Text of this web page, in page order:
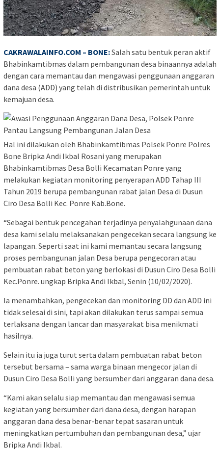
CAKRAWALAINFO.COM – BONE:Salah satu bentuk peran aktif
Bhabinkamtibmas dalam pembangunan desa binaannya adalah
dengan cara memantau dan mengawasi penggunaan anggaran
dana desa (ADD) yang telah di distribusikan pemerintah untuk
kemajuan desa.
Hal ini dilakukan oleh Bhabinkamtibmas Polsek Ponre Polres
Bone Bripka Andi Ikbal Rosani yang merupakan
Bhabinkamtibmas Desa Bolli Kecamatan Ponre yang
melakukan kegiatan monitoring penyerapan ADD Tahap III
Tahun 2019 berupa pembangunan rabat jalan Desa di Dusun
Ciro Desa Bolli Kec. Ponre Kab.Bone.
“Sebagai bentuk pencegahan terjadinya penyalahgunaan dana
desa kami selalu melaksanakan pengecekan secara langsung ke
lapangan. Seperti saat ini kami memantau secara langsung
proses pembangunan jalan Desa berupa pengecoran atau
pembuatan rabat beton yang berlokasi di Dusun Ciro Desa Bolli
Kec.Ponre. ungkap Bripka Andi Ikbal, Senin (10/02/2020).
Ia menambahkan, pengecekan dan monitoring DD dan ADD ini
tidak selesai di sini, tapi akan dilakukan terus sampai semua
terlaksana dengan lancar dan masyarakat bisa menikmati
hasilnya.
Selain itu ia juga turut serta dalam pembuatan rabat beton
tersebut bersama – sama warga binaan mengecor jalan di
Dusun Ciro Desa Bolli yang bersumber dari anggaran dana desa.
“Kami akan selalu siap memantau dan mengawasi semua
kegiatan yang bersumber dari dana desa, dengan harapan
anggaran dana desa benar-benar tepat sasaran untuk
meningkatkan pertumbuhan dan pembangunan desa,” ujar
Bripka Andi Ikbal.